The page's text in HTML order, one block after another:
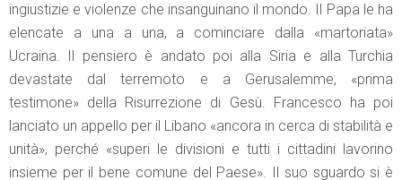
ingiustizie e violenze che insanguinano il mondo. Il Papa le ha
elencate a una a una, a cominciare dalla «martoriata»
Ucraina. Il pensiero è andato poi alla Siria e alla Turchia
devastate dal terremoto e a Gerusalemme, «prima
testimone» della Risurrezione di Gesù. Francesco ha poi
lanciato un appello per il Libano «ancora in cerca di stabilità e
unità», perché «superi le divisioni e tutti i cittadini lavorino
insieme per il bene comune del Paese». Il suo sguardo si è